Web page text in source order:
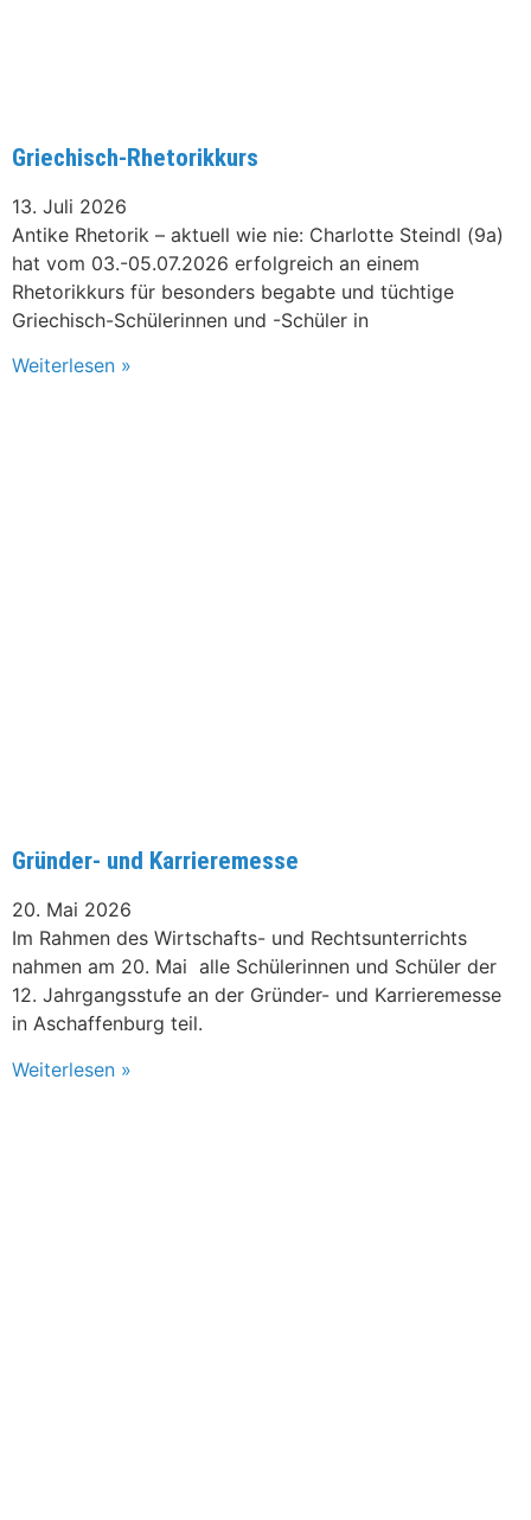
Griechisch-Rhetorikkurs
13. Juli 2026
Antike Rhetorik – aktuell wie nie: Charlotte Steindl (9a)
hat vom 03.-05.07.2026 erfolgreich an einem
Rhetorikkurs für besonders begabte und tüchtige
Griechisch-Schülerinnen und -Schüler in
Weiterlesen »
Gründer- und Karrieremesse
20. Mai 2026
Im Rahmen des Wirtschafts- und Rechtsunterrichts
nahmen am 20. Mai alle Schülerinnen und Schüler der
12. Jahrgangsstufe an der Gründer- und Karrieremesse
in Aschaffenburg teil.
Weiterlesen »